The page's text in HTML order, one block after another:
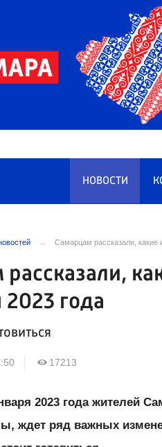
НОВОСТИ
Самарцам рассказали, какие
2023 года
17213
2023 года жителей
ждет ряд важных